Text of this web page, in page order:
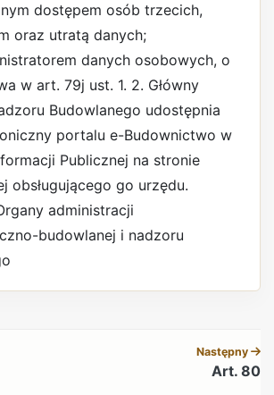
dostępem osób trzecich,
oraz utratą danych;
danych osobowych, o
w art. 79j ust. 1. 2. Główny
Budowlanego udostępnia
portalu e-Budownictwo w
Publicznej na stronie
obsługującego go urzędu.
administracji
budowlanej i nadzoru
Następny
Art. 80